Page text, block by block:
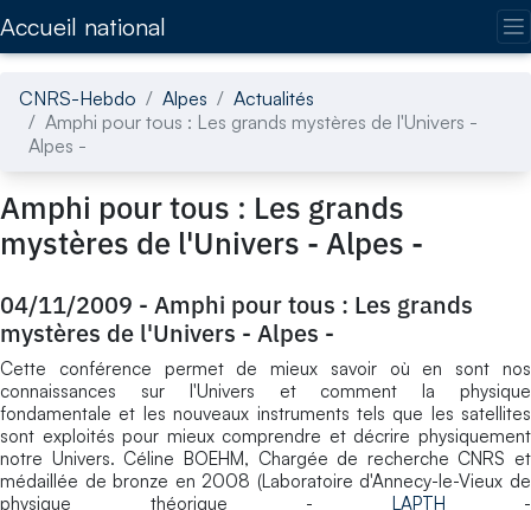
Accueil national
CNRS-Hebdo Alpes
Actualités
Amphi pour tous : Les grands mystères de l'Univers -
Alpes -
Amphi pour tous : Les grands
mystères de l'Univers - Alpes -
04/11/2009 - Amphi pour tous : Les grands
mystères de l'Univers - Alpes -
Cette conférence permet de mieux savoir où en sont nos
connaissances sur l'Univers et comment la physique
fondamentale et les nouveaux instruments tels que les satellites
sont exploités pour mieux comprendre et décrire physiquement
notre Univers. Céline BOEHM, Chargée de recherche CNRS et
médaillée de bronze en 2008 (Laboratoire d'Annecy-le-Vieux de
physique théorique - LAPTH -